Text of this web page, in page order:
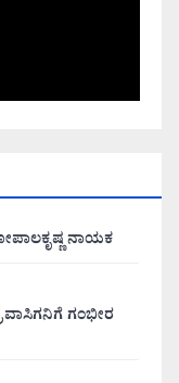
ನಾಯಕ
ಗಂಭೀರ